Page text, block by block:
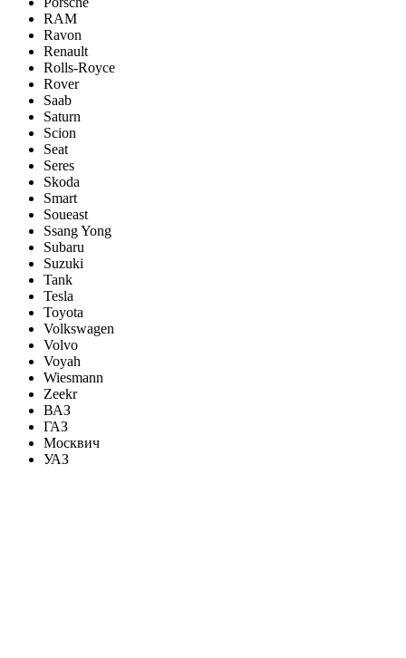
RAM
Ravon
Renault
Rolls-Royce
Rover
Saab
Saturn
Scion
Seat
Seres
Skoda
Smart
Soueast
Ssang Yong
Subaru
Suzuki
Tank
Tesla
Toyota
Volkswagen
Volvo
Voyah
Wiesmann
Zeekr
ВАЗ
ГАЗ
Москвич
УАЗ